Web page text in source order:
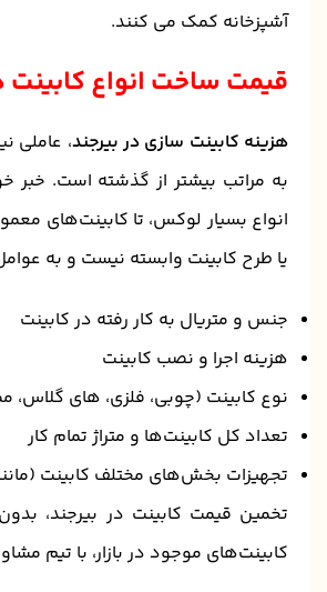
آشپزخانه کمک می کنند.
قیمت ساخت انواع کابینت
هزینه کابینت سازی در بیرجند، عاملی
به مراتب بیشتر از گذشته است. خبر
انواع بسیار لوکس، تا کابینت‌های
یا طرح کابینت وابسته نیست و به
جنس و متریال به کار رفته در کابینت
هزینه اجرا و نصب کابینت
نوع کابینت‌ (چوبی، فلزی، های گلاس،
تعداد کل کابینت‌ها و متراژ تمام کار
تجهیزات بخش‌های مختلف کابینت
تخمین قیمت کابینت در بیرجند،
کابینت‌های موجود در بازار، با تیم